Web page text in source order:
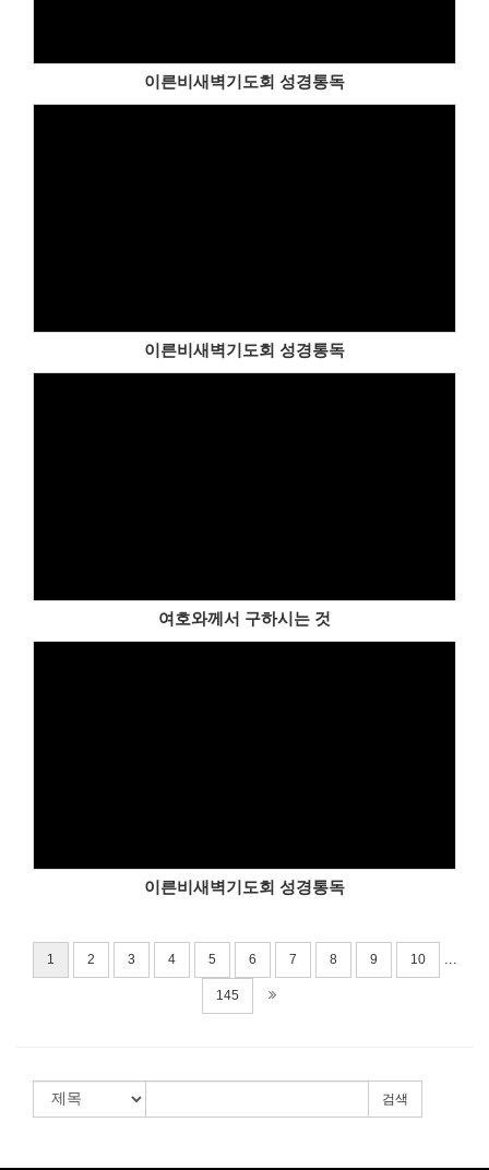
이른비새벽기도회 성경통독
이른비새벽기도회 성경통독
여호와께서 구하시는 것
이른비새벽기도회 성경통독
1 2 3 4 5 6 7 8 9 10
145
검색